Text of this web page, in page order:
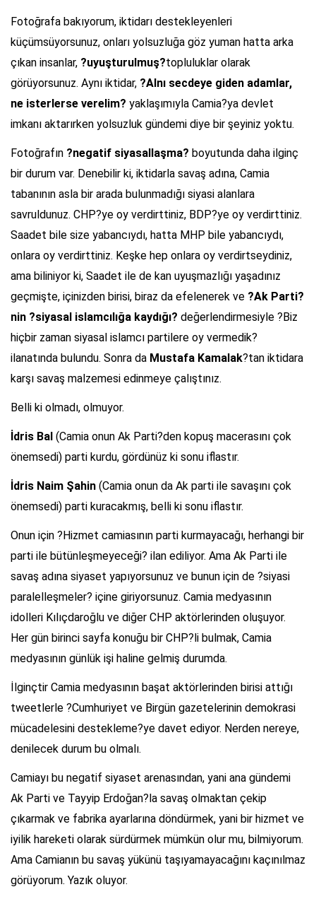
Fotoğrafa bakıyorum, iktidarı destekleyenleri
küçümsüyorsunuz, onları yolsuzluğa göz yuman hatta arka
çıkan insanlar, ?uyuşturulmuş?topluluklar olarak
görüyorsunuz. Aynı iktidar, ?Alnı secdeye giden adamlar,
ne isterlerse verelim? yaklaşımıyla Camia?ya devlet
imkanı aktarırken yolsuzluk gündemi diye bir şeyiniz yoktu.
Fotoğrafın ?negatif siyasallaşma? boyutunda daha ilginç
bir durum var. Denebilir ki, iktidarla savaş adına, Camia
tabanının asla bir arada bulunmadığı siyasi alanlara
savruldunuz. CHP?ye oy verdirttiniz, BDP?ye oy verdirttiniz.
Saadet bile size yabancıydı, hatta MHP bile yabancıydı,
onlara oy verdirttiniz. Keşke hep onlara oy verdirtseydiniz,
ama biliniyor ki, Saadet ile de kan uyuşmazlığı yaşadınız
geçmişte, içinizden birisi, biraz da efelenerek ve ?Ak Parti?
nin ?siyasal islamcılığa kaydığı? değerlendirmesiyle ?Biz
hiçbir zaman siyasal islamcı partilere oy vermedik?
ilanatında bulundu. Sonra da Mustafa Kamalak?tan iktidara
karşı savaş malzemesi edinmeye çalıştınız.
Belli ki olmadı, olmuyor.
İdris Bal (Camia onun Ak Parti?den kopuş macerasını çok
önemsedi) parti kurdu, gördünüz ki sonu iflastır.
İdris Naim Şahin (Camia onun da Ak parti ile savaşını çok
önemsedi) parti kuracakmış, belli ki sonu iflastır.
Onun için ?Hizmet camiasının parti kurmayacağı, herhangi bir
parti ile bütünleşmeyeceği? ilan ediliyor. Ama Ak Parti ile
savaş adına siyaset yapıyorsunuz ve bunun için de ?siyasi
paralelleşmeler? içine giriyorsunuz. Camia medyasının
idolleri Kılıçdaroğlu ve diğer CHP aktörlerinden oluşuyor.
Her gün birinci sayfa konuğu bir CHP?li bulmak, Camia
medyasının günlük işi haline gelmiş durumda.
İlginçtir Camia medyasının başat aktörlerinden birisi attığı
tweetlerle ?Cumhuriyet ve Birgün gazetelerinin demokrasi
mücadelesini destekleme?ye davet ediyor. Nerden nereye,
denilecek durum bu olmalı.
Camiayı bu negatif siyaset arenasından, yani ana gündemi
Ak Parti ve Tayyip Erdoğan?la savaş olmaktan çekip
çıkarmak ve fabrika ayarlarına döndürmek, yani bir hizmet ve
iyilik hareketi olarak sürdürmek mümkün olur mu, bilmiyorum.
Ama Camianın bu savaş yükünü taşıyamayacağını kaçınılmaz
görüyorum. Yazık oluyor.